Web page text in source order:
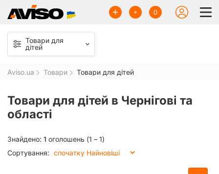
0
Товари для
дітей
Aviso.ua Товари Товари для дітей
Товари для дітей в Чернігові та
області
Сортування:
Знайдено: 1 оголошень (1 – 1)